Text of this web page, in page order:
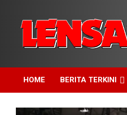
content
LensaUtama
HOME BERITA TERKINI